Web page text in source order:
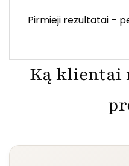
Pirmieji rezultatai –
Ką klientai